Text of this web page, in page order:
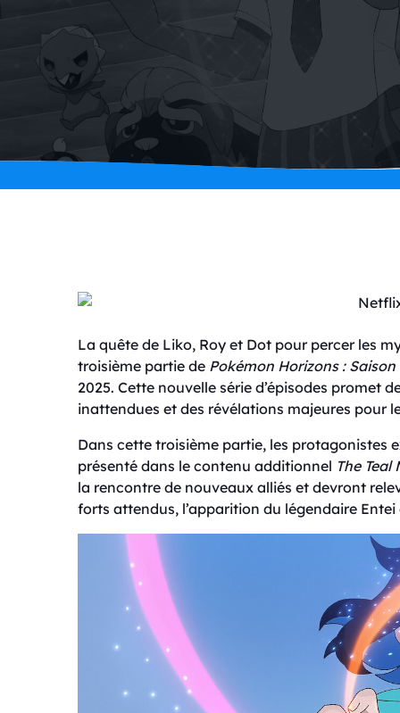
La quête de Liko, Roy et Dot pour percer les
troisième partie de Pokémon Horizons :
2025. Cette nouvelle série d’épisodes promet
inattendues et des révélations majeures pour
Dans cette troisième partie, les protagonistes
présenté dans le contenu additionnel The Teal
la rencontre de nouveaux alliés et devront
forts attendus, l’apparition du légendaire